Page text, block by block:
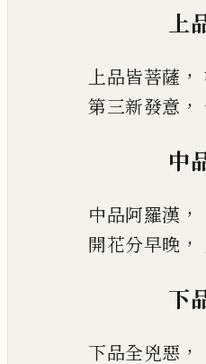
上
上品皆菩薩 ，
第三新發意 ，
中
中品阿羅漢 ，
開花分早晚 ，
下
下品全兇惡 ，